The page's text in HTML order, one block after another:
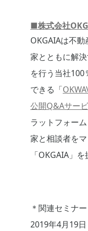
■株式会社
OKGAIAは不
家とともに解
を行う当社100
できる「
公開Q&Aサー
ラットフォー
家と相談者を
「OKGAIA」
＊関連セミナー
2019年4月19